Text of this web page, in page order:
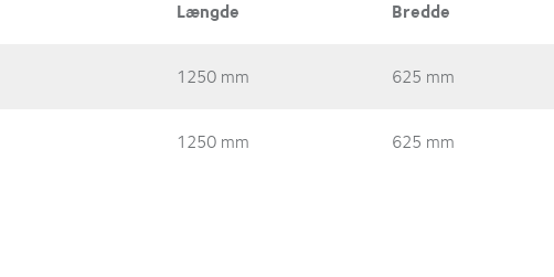
Længde Bredde
1250 mm 625 mm
1250 mm 625 mm